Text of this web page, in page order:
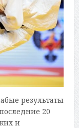
результаты
20
и